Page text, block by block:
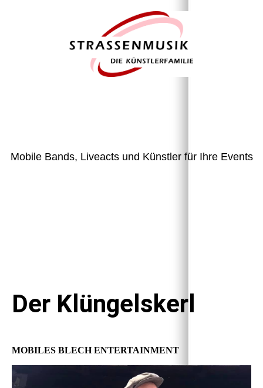
Mobile Bands, Liveacts und Künstler für Ihre Events
Der Klüngelskerl
MOBILES BLECH ENTERTAINMENT